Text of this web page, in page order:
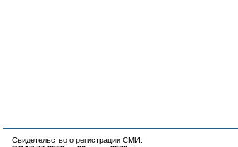
Свидетельство о регистрации СМИ: